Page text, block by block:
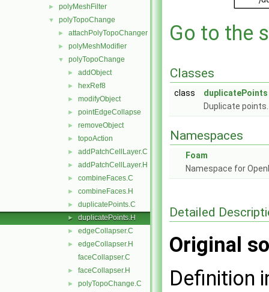
► polyMeshFilter
▼ polyTopoChange
► attachPolyTopoChanger
► polyMeshModifier
▼ polyTopoChange
► addObject
► hexRef8
► modifyObject
► pointEdgeCollapse
► removeObject
► topoAction
► addPatchCellLayer.C
► addPatchCellLayer.H
► combineFaces.C
► combineFaces.H
► duplicatePoints.C
► duplicatePoints.H
► edgeCollapser.C
►
edgeCollapser.H
faceCollapser.C
► faceCollapser.H
► polyTopoChange.C
Go to the
Classes
class
duplicatePoints
Duplicate
Namespaces
Foam
Namespace for
Detailed
Original
Definition